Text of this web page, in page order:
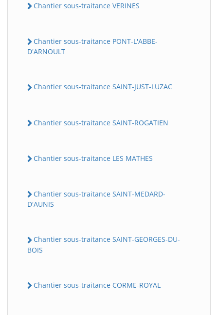
Chantier sous-traitance VERINES
Chantier sous-traitance PONT-L'ABBE-
D'ARNOULT
Chantier sous-traitance SAINT-JUST-LUZAC
Chantier sous-traitance SAINT-ROGATIEN
Chantier sous-traitance LES MATHES
Chantier sous-traitance SAINT-MEDARD-
D'AUNIS
Chantier sous-traitance SAINT-GEORGES-DU-
BOIS
Chantier sous-traitance CORME-ROYAL